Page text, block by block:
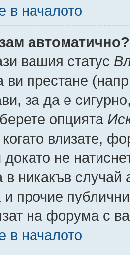
в началото
автоматично?
вашия статус
ви престане
за да е
опцията
когато влизате,
докато не
в никакъв случай
и прочие
на форума с
в началото